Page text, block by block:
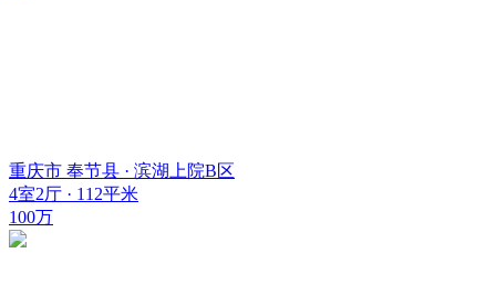
重庆市 奉节县 · 滨湖上院B区
4室2厅 · 112平米
100万